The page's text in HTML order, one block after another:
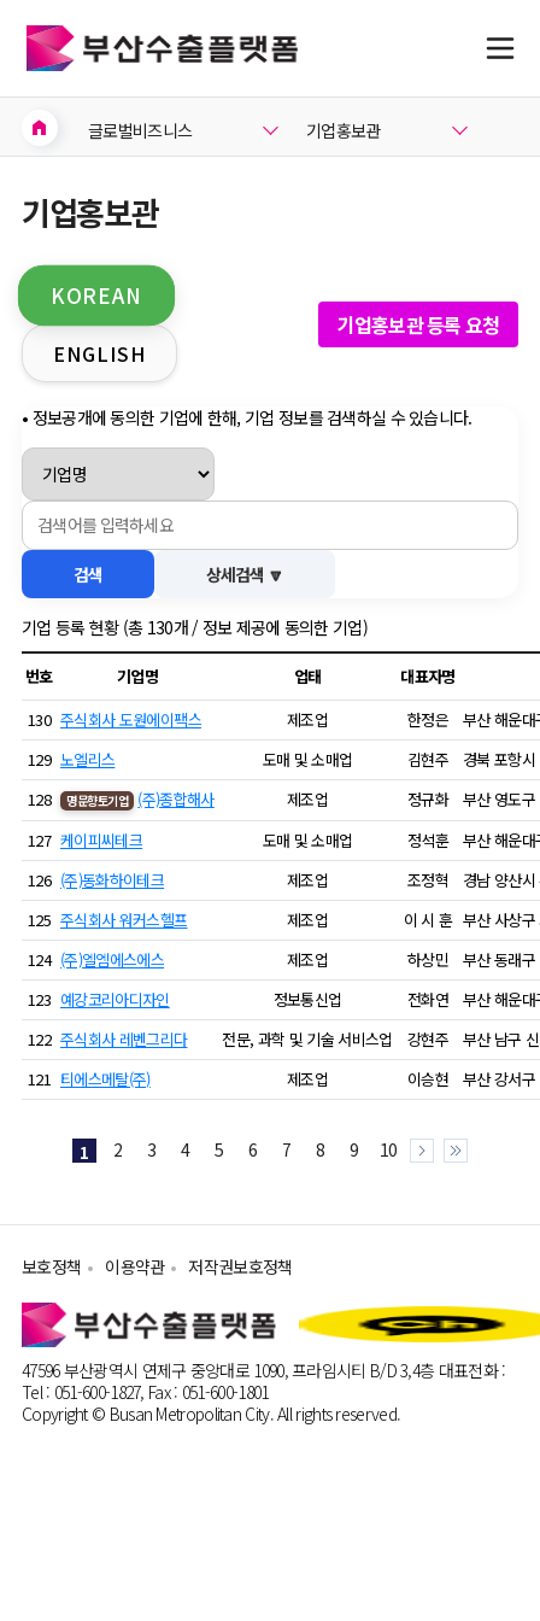
home 글로벌비즈니스 기업홍보관
기업홍보관
KOREAN
ENGLISH
기업홍보관 등록 요청
• 정보공개에 동의한 기업에 한해, 기업 정보를 검색하실 수 있습니다.
검색 상세검색 🔽
기업 등록 현황 (총 130개 / 정보 제공에 동의한 기업)
번호 기업명 업태
대표자명
130 주식회사 도원에이팩스 제조업 한정은
부산 해운
129 노엘리스 도매 및 소매업 김현주
경북 포항
128
명문향토기업 (주)종합해사 제조업 정규화
부산 영도
127 케이피씨테크 도매 및 소매업 정석훈
부산 해운대
126 (주)동화하이테크 제조업 조정혁
경남 양산
125 주식회사 워커스헬프 제조업 이 시 훈 부산 사상
124 (주)엘엠에스에스 제조업 하상민
부산 동래
123 예강코리아디자인 정보통신업 전화연
부산 해운
122 주식회사 레벤그리다 전문, 과학 및 기술 서비스업 강현주
부산 남구
121 티에스메탈(주) 제조업 이승현 부산 강서
1 2 3 4 5 6 7 8 9 10
보호정책 이용약관 저작권보호정책
47596 부산광역시 연제구 중앙대로 1090, 프라임시티 B/D 3,4층 대표전화 :
Tel : 051-600-1827, Fax : 051-600-1801
Copyright © Busan Metropolitan City. All rights reserved.
지원사업공고
동향정보 글로벌통상리포트
글로벌비즈니스 기업홍보관 해
수출원스톱센터 센터소개 수
공지사항 공지사항 설
My비즈니스 기본정보관리 지